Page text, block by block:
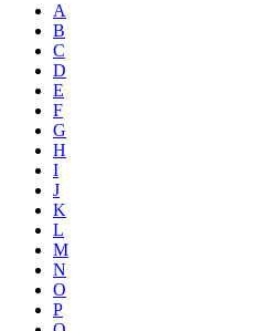
A
B
C
D
E
F
G
H
I
J
K
L
M
N
O
P